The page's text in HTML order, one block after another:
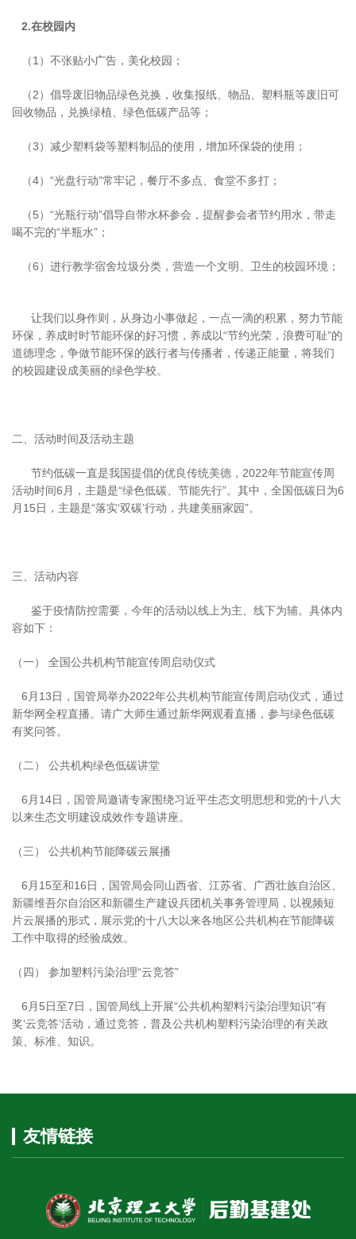
2.在校园内
（1）不张贴小广告，美化校园；
（2）倡导废旧物品绿色兑换，收集报纸、物品、塑料瓶等废旧可
回收物品，兑换绿植、绿色低碳产品等；
（3）减少塑料袋等塑料制品的使用，增加环保袋的使用；
（4）“光盘行动”常牢记，餐厅不多点、食堂不多打；
（5）“光瓶行动”倡导自带水杯参会，提醒参会者节约用水，带走
喝不完的“半瓶水”；
（6）进行教学宿舍垃圾分类，营造一个文明、卫生的校园环境；
让我们以身作则，从身边小事做起，一点一滴的积累，努力节能
环保，养成时时节能环保的好习惯，养成以“节约光荣，浪费可耻”的
道德理念，争做节能环保的践行者与传播者，传递正能量，将我们
的校园建设成美丽的绿色学校。
二、活动时间及活动主题
节约低碳一直是我国提倡的优良传统美德，2022年节能宣传周
活动时间6月，主题是“绿色低碳、节能先行”。其中，全国低碳日为6
月15日，主题是“落实‘双碳’行动，共建美丽家园”。
三、活动内容
鉴于疫情防控需要，今年的活动以线上为主、线下为辅。具体内
容如下：
（一） 全国公共机构节能宣传周启动仪式
6月13日，国管局举办2022年公共机构节能宣传周启动仪式，通过
新华网全程直播。请广大师生通过新华网观看直播，参与绿色低碳
有奖问答。
（二） 公共机构绿色低碳讲堂
6月14日，国管局邀请专家围绕习近平生态文明思想和党的十八大
以来生态文明建设成效作专题讲座。
（三） 公共机构节能降碳云展播
6月15至和16日，国管局会同山西省、江苏省、广西壮族自治区、
新疆维吾尔自治区和新疆生产建设兵团机关事务管理局，以视频短
片云展播的形式，展示党的十八大以来各地区公共机构在节能降碳
工作中取得的经验成效。
（四） 参加塑料污染治理“云竞答”
6月5日至7日，国管局线上开展“公共机构塑料污染治理知识”有
奖‘云竞答’活动，通过竞答，普及公共机构塑料污染治理的有关政
策、标准、知识。
友情链接